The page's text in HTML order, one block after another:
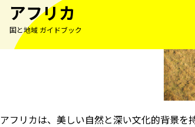
アフリカ
国と地域 ガイドブック
アフリカは、美しい自然と深い文化的背景